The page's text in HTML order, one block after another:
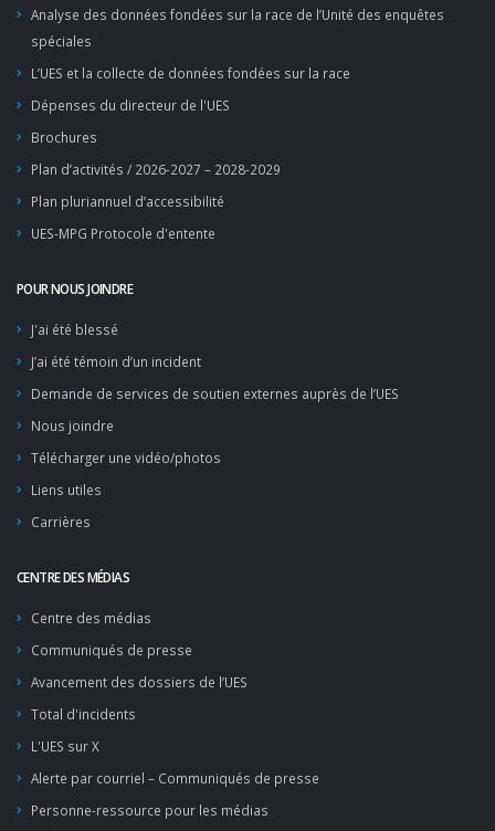
Analyse des données fondées sur la race de l’Unité des enquêtes
spéciales
L’UES et la collecte de données fondées sur la race
Dépenses du directeur de l'UES
Brochures
Plan d’activités / 2026-2027 – 2028-2029
Plan pluriannuel d’accessibilité
UES-MPG Protocole d'entente
POUR NOUS JOINDRE
J'ai été blessé
J’ai été témoin d’un incident
Demande de services de soutien externes auprès de l’UES
Nous joindre
Télécharger une vidéo/photos
Liens utiles
Carrières
CENTRE DES MÉDIAS
Centre des médias
Communiqués de presse
Avancement des dossiers de l’UES
Total d'incidents
L'UES sur X
Alerte par courriel – Communiqués de presse
Personne-ressource pour les médias